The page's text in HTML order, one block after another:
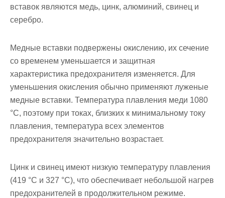
вставок яв­ляются медь, цинк, алюминий, свинец и
серебро.
Медные вставки подвержены окислению, их сечение
со време­нем уменьшается и защитная
характеристика предохранителя изменя­ется. Для
уменьшения окисления обычно применяют луженые
мед­ные вставки. Температура плавления меди 1080
°С, поэтому при токах, близких к минимальному току
плавления, температура всех элементов
предохранителя значительно возрастает.
Цинк и свинец имеют низкую температуру плавления
(419 °С и 327 °С), что обеспечивает небольшой нагрев
предохранителей в продолжительном режиме.